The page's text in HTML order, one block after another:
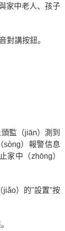
家中老人、孩子
對講按鈕。
監（jiān）測到
sòng）報警信息
家中（zhōng）
jiǎo）的"設置"按